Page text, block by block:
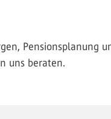
Pensionsplanung
uns beraten.